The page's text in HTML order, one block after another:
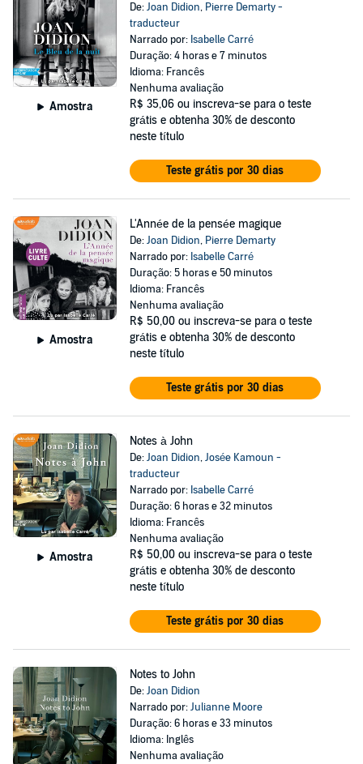
Amostra
De:Joan Didion, Pierre Demarty -
traducteur
Narrado por: Isabelle Carré
Duração: 4 horas e 7 minutos
Idioma: Francês
Nenhuma avaliação
R$ 35,06 ou inscreva-se para o teste
grátis e obtenha 30% de desconto
neste título
Teste grátis por 30 dias
Amostra
L'Année de la pensée magique
De:Joan Didion, Pierre Demarty
Narrado por: Isabelle Carré
Duração: 5 horas e 50 minutos
Idioma: Francês
Nenhuma avaliação
R$ 50,00 ou inscreva-se para o teste
grátis e obtenha 30% de desconto
neste título
Teste grátis por 30 dias
Amostra
Notes à John
De:Joan Didion,Josée Kamoun -
traducteur
Narrado por: Isabelle Carré
Duração: 6 horas e 32 minutos
Idioma: Francês
Nenhuma avaliação
R$ 50,00 ou inscreva-se para o teste
grátis e obtenha 30% de desconto
neste título
Teste grátis por 30 dias
Notes to John
De:Joan Didion
Narrado por:Julianne Moore
Duração: 6 horas e 33 minutos
Idioma: Inglês
Nenhuma avaliação